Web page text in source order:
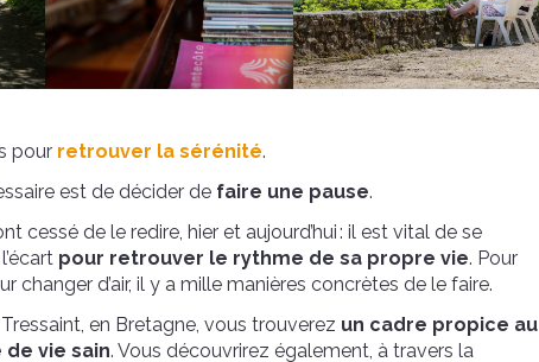
pour retrouver la sérénité.
est de décider de faire une pause.
cessé de le redire, hier et aujourd’hui : il est vital de se
pour retrouver le rythme de sa propre vie. Pour
changer d’air, il y a mille manières concrètes de le faire.
en Bretagne, vous trouverez un cadre propice au
vie sain. Vous découvrirez également, à travers la